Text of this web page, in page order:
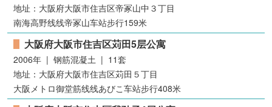
地址：大阪府大阪市住吉区帝冢山中３丁目
南海高野线线帝冢山车站步行159米
大阪府大阪市住吉区苅田5层公寓
2006年 | 钢筋混凝土 | 11套
地址：大阪府大阪市住吉区苅田５丁目
大阪メトロ御堂筋线线あびこ车站步行408米